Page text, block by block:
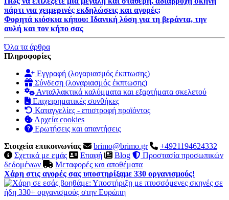
πάρτι για χειμερινές εκδηλώσεις και αγορές;
Φορητά κιόσκια κήπου: Ιδανική λύση για τη βεράντα, την
αυλή και τον κήπο σας
Όλα τα άρθρα
Πληροφορίες
Εγγραφή (λογαριασμός έκπτωσης)
Σύνδεση (λογαριασμός έκπτωσης)
Ανταλλακτικά καλύμματα και εξαρτήματα σκελετού
Επιχειρηματικές συνθήκες
Καταγγελίες - επιστροφή προϊόντος
Αρχεία cookies
Ερωτήσεις και απαντήσεις
Στοιχεία επικοινωνίας
brimo@brimo.gr
+4921194624332
Σχετικά με εμάς
Επαφή Blog
Προστασία προσωπικών
δεδομένων
Μεταφορές και αποθέματα
Χάρη στις αγορές σας υποστηρίξαμε 330 οργανισμούς!